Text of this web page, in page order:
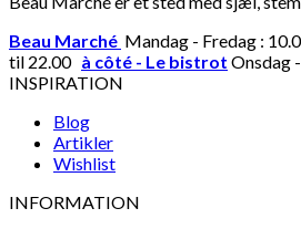
Beau Marché Mandag - Fredag :
til 22.00 à côté - Le bistrot Onsdag
INSPIRATION
Blog
Artikler
Wishlist
INFORMATION